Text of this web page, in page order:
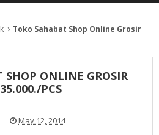
› Toko Sahabat Shop Online Grosir
SHOP ONLINE GROSIR
PCS
May 12, 2014